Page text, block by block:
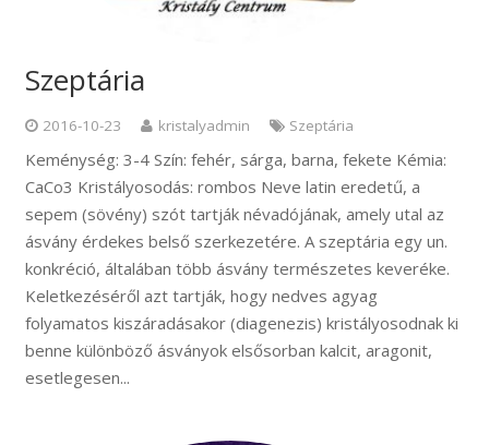
Szeptária
2016-10-23 kristalyadmin Szeptária
Keménység: 3-4 Szín: fehér, sárga, barna, fekete Kémia:
CaCo3 Kristályosodás: rombos Neve latin eredetű, a
sepem (sövény) szót tartják névadójának, amely utal az
ásvány érdekes belső szerkezetére. A szeptária egy un.
konkréció, általában több ásvány természetes keveréke.
Keletkezéséről azt tartják, hogy nedves agyag
folyamatos kiszáradásakor (diagenezis) kristályosodnak ki
benne különböző ásványok elsősorban kalcit, aragonit,
esetlegesen...